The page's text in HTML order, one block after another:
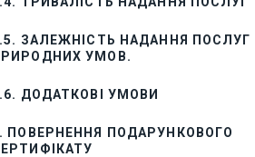
ЗАЛЕЖНІСТЬ НАДАННЯ ПОСЛУГ
УМОВ.
ДОДАТКОВІ УМОВИ
ПОВЕРНЕННЯ ПОДАРУНКОВОГО